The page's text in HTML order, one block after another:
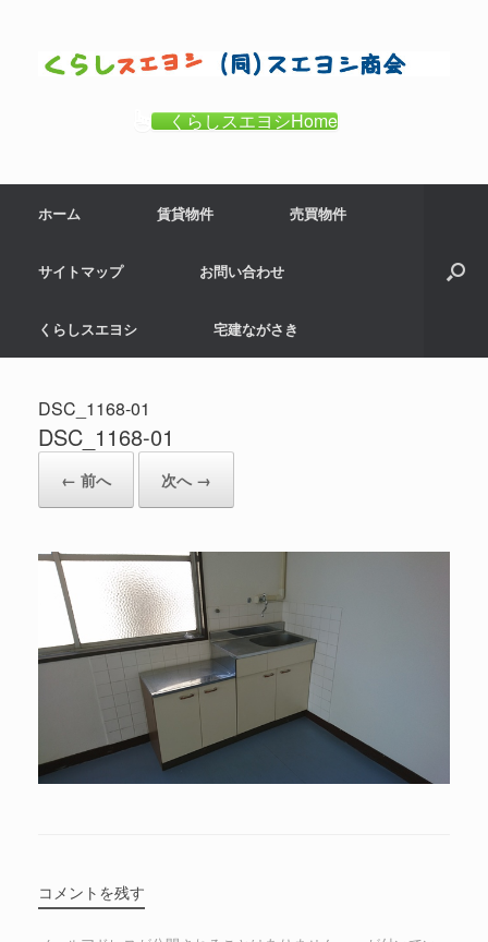
くらしスエヨシHome
ホーム 賃貸物件 売買物件
サイトマップ お問い合わせ
くらしスエヨシ 宅建ながさき
DSC_1168-01
DSC_1168-01
← 前へ 次へ →
コメントを残す